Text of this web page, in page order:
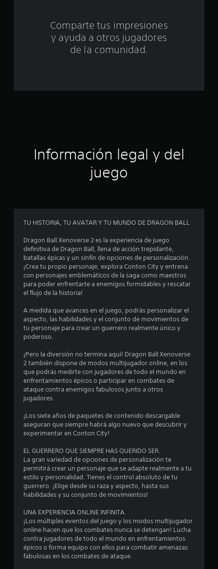
i
o
e
t
r
l
a
s
n
2
2
9
6
c
a
Comparte tus impresiones
y ayuda a otros jugadores
de la comunidad.
Información legal y del
juego
TU HISTORIA, TU AVATAR Y TU MUNDO DE DRAGON BALL
Dragon Ball Xenoverse 2 es la experiencia de juego
definitiva de Dragon Ball, llena de acción trepidante,
batallas épicas y un sinfín de opciones de personalización.
¡Crea tu propio personaje, explora Conton City y entrena
con personajes emblemáticos de la saga como maestros
para poder enfrentarte a enemigos formidables y rescatar
el flujo de la historia!
A medida que avances en el juego, podrás personalizar el
aspecto, las habilidades y el conjunto de movimientos de
tu personaje para crear un guerrero realmente único y
poderoso.
¡Pero la diversión no termina aquí! Dragon Ball Xenoverse
2 también dispone de modos multijugador online, en los
que podrás medirte con jugadores de todo el mundo en
enfrentamientos épicos o participar en combates de
ataque contra enemigos fabulosos junto a otros
jugadores.
¡Los siete años de paquetes de contenido descargable
aseguran que siempre habrá algo nuevo que descubrir y
experimentar en Conton City!
EL GUERRERO QUE SIEMPRE HAS QUERIDO SER.
La gran variedad de opciones de personalización te
permitirá crear un personaje que se adapte realmente a tu
estilo y personalidad. Tienes el control absoluto de tu
guerrero. ¡Elige desde su raza y aspecto, hasta sus
habilidades y su conjunto de movimientos!
UNA EXPERIENCIA ONLINE INFINITA.
¡Los múltiples eventos del juego y los modos multijugador
online hacen que los combates nunca se detengan! Lucha
contra jugadores de todo el mundo en enfrentamientos
épicos o forma equipo con ellos para combatir amenazas
fabulosas en los combates de ataque.